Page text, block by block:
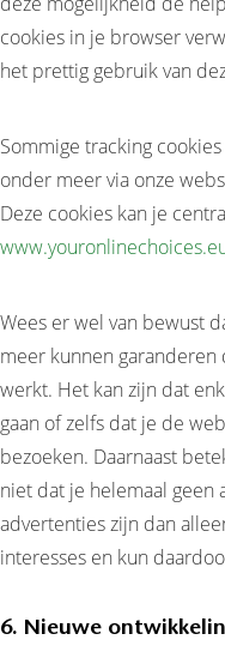
cookies in je browser
het prettig gebruik van
Sommige tracking
onder meer via onze
Deze cookies kan je
Wees er wel van bewust
meer kunnen garanderen
werkt. Het kan zijn dat
gaan of zelfs dat je de
bezoeken. Daarnaast
niet dat je helemaal geen
advertenties zijn dan
interesses en kun
6. Nieuwe